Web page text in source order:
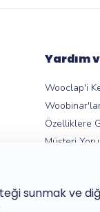
sunmak ve
Yardım
Wooclap'i
Özelliklere
Müşteri